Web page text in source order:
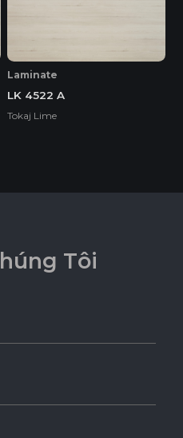
Laminate
LK 4522 A
Tokaj Lime
húng Tôi